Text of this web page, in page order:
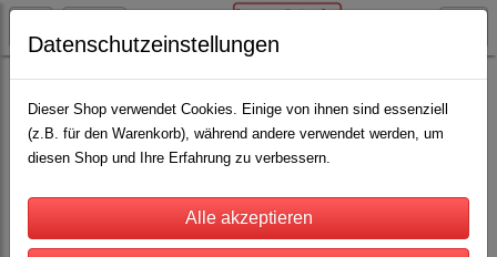
Lama / Alpaka Handscheren(3)
Datenschutzeinstellungen
Dieser Shop verwendet Cookies. Einige von ihnen sind essenziell
(z.B. für den Warenkorb), während andere verwendet werden, um
diesen Shop und Ihre Erfahrung zu verbessern.